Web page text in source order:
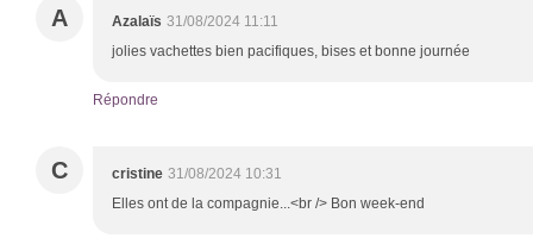
A Azalaïs 31/08/2024 11:11
jolies vachettes bien pacifiques, bises et bonne journée
Répondre
C cristine 31/08/2024 10:31
Elles ont de la compagnie...<br /> Bon week-end